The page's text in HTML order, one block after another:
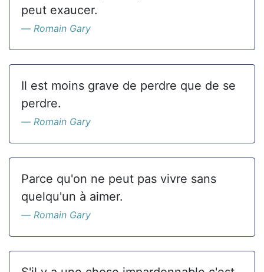
peut exaucer.
Romain Gary
Il est moins grave de perdre que de se
perdre.
Romain Gary
Parce qu'on ne peut pas vivre sans
quelqu'un à aimer.
Romain Gary